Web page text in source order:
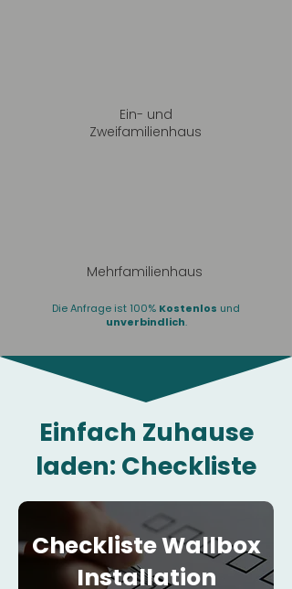
Ein- und
Zweifamilienhaus
Mehrfamilienhaus
Die Anfrage ist 100% Kostenlos und
unverbindlich.
Einfach Zuhause
laden: Checkliste
Checkliste Wallbox
Installation